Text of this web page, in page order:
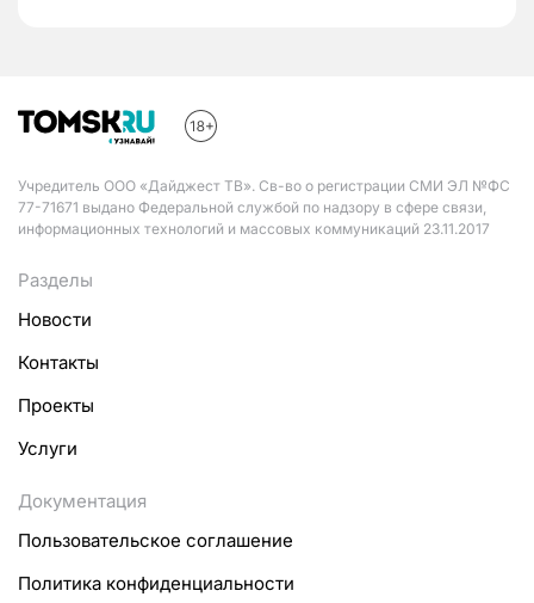
Учредитель ООО «Дайджест ТВ». Св-во о регистрации СМИ ЭЛ №ФС
77-71671 выдано Федеральной службой по надзору в сфере связи,
информационных технологий и массовых коммуникаций 23.11.2017
Разделы
Новости
Контакты
Проекты
Услуги
Документация
Пользовательское соглашение
Политика конфиденциальности